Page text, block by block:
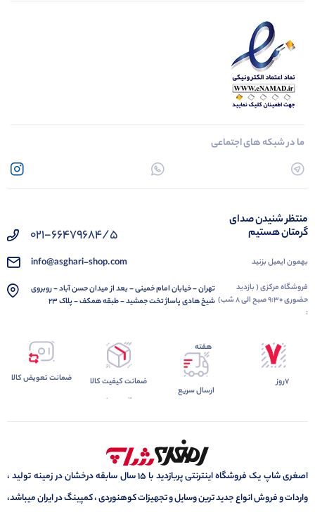
ما در شبکه های اجتماعی
منتظر شنیدن صدای
گرمتان هستیم
بهمون ایمیل بزنید
فروشگاه مرکزی ( بازدید
حضوری 9:30 صبح الی 8 شب)
:
021-66479684/5
info@asghari-shop.com
تهران - خیابان امام خمینی - بعد از میدان حسن آباد - روبروی
شیخ هادی پاساژ تخت جمشید - طبقه همکف - پلاک 23
7روز
هفته
ارسال سریع
ضمانت کیفیت کالا ضمانت تعویض کالا
اصغری شاپ یک فروشگاه اینترنتی پربازدید با 15 سال سابقه درخشان در زمینه تولید ،
واردات و فروش انواع جدید ترین وسایل و تجهیزات کوهنوردی ، کمپینگ در ایران میباشد،